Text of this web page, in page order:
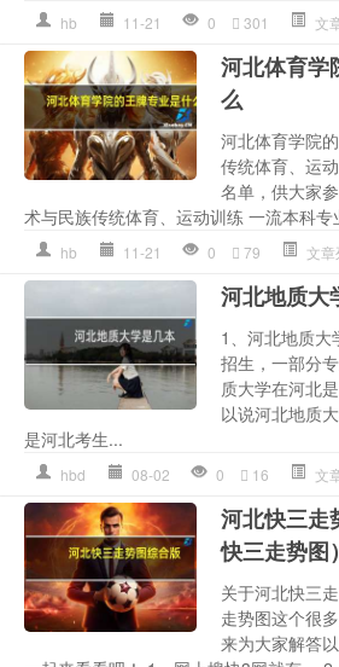
hb 11-21 0 301 文
河北体育学
么
河北体育学院
传统体育、运
名单，供大家
术与民族传统体育、运动训练 一流本科专
hb 11-21 0 79 文章
河北地质大
1、河北地质大
招生，一部分
质大学在河北
以说河北地质
是河北考生...
hbd 08-02 0 16 文
河北快三走
快三走势图）
关于河北快三
走势图这个很
来为大家解答